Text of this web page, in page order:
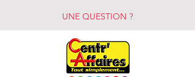
UNE QUESTION ?